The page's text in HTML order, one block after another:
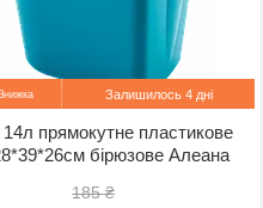
Залишилось 4 дні
14л прямокутне пластикове
бірюзове Алеана
185 ₴